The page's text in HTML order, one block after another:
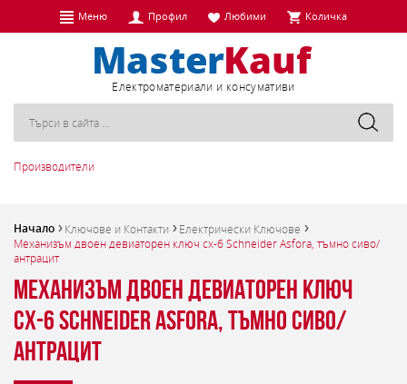
Меню Профил Любими Количка
Eлектроматериали и консумативи
Производители
Начало Ключове и Контакти
Електрически Ключове
Механизъм двоен девиаторен ключ сх-6 Schneider Asfora, тъмно сиво/
антрацит
Механизъм двоен девиаторен ключ
сх-6 Schneider Asfora, тъмно сиво/
антрацит